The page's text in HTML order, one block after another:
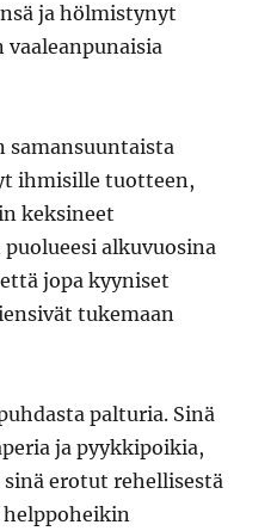
ja hölmistynyt
samansuuntaista
ihmisille tuotteen,
keksineet
alkuvuosina
jopa kyyniset
tukemaan
palturia. Sinä
ja pyykkipoikia,
sinä erotut rehellisestä
helppoheikin